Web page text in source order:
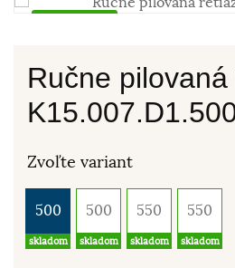
Ručne
Zvoľte variant
500
skladom
500
skladom
550
skladom
550
skladom